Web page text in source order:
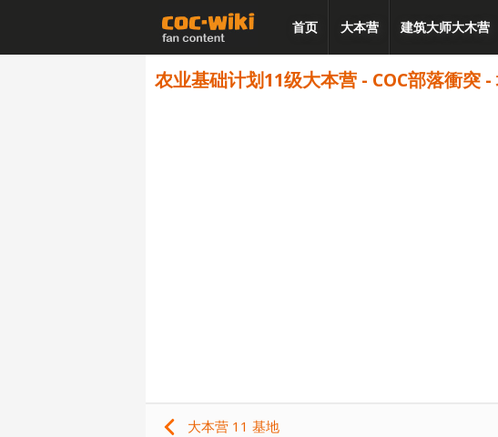
首页 大本营 建筑大师大木营
农业基础计划11级大本营 - COC部落衝突
大本营 11 基地